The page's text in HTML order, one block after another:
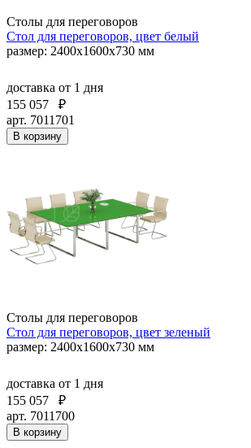
Столы для переговоров
Стол для переговоров, цвет белый
размер: 2400x1600х730 мм
доставка от 1 дня
155 057
₽
арт. 7011701
В корзину
Столы для переговоров
Стол для переговоров, цвет зеленый
размер: 2400x1600х730 мм
доставка от 1 дня
155 057
₽
арт. 7011700
В корзину